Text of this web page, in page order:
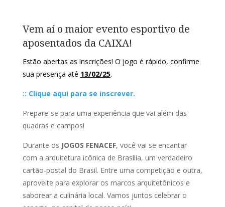
Vem aí o maior evento esportivo de
aposentados da CAIXA!
Estão abertas as inscrições! O jogo é rápido, confirme
sua presença até 13/02/25.
:: Clique aqui para se inscrever.
Prepare-se para uma experiência que vai além das
quadras e campos!
Durante os JOGOS FENACEF, você vai se encantar
com a arquitetura icônica de Brasília, um verdadeiro
cartão-postal do Brasil. Entre uma competição e outra,
aproveite para explorar os marcos arquitetônicos e
saborear a culinária local. Vamos juntos celebrar o